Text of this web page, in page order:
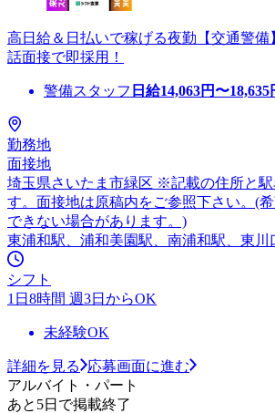
高日給＆日払いで稼げる夜勤【交通警備
話面接で即採用！
警備スタッフ 日給14,063円〜18,635
勤務地
面接地
埼玉県さいたま市緑区 ※記載の住所と
す。面接地は原稿内をご参照下さい。(
できない場合があります。)
東浦和駅、浦和美園駅、南浦和駅、東川
シフト
1日8時間 週3日からOK
未経験OK
詳細を見る
応募画面に進む
アルバイト・パート
あと5日で掲載終了